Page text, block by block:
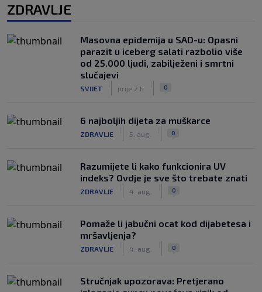
ZDRAVLJE
Masovna epidemija u SAD-u: Opasni
parazit u iceberg salati razbolio više
od 25.000 ljudi, zabilježeni i smrtni
slučajevi
SVIJET prije 2 h 0
6 najboljih dijeta za muškarce
ZDRAVLJE 5. aug. 0
Razumijete li kako funkcionira UV
indeks? Ovdje je sve što trebate znati
ZDRAVLJE 4. aug. 0
Pomaže li jabučni ocat kod dijabetesa i
mršavljenja?
ZDRAVLJE 4. aug. 0
Stručnjak upozorava: Pretjerano